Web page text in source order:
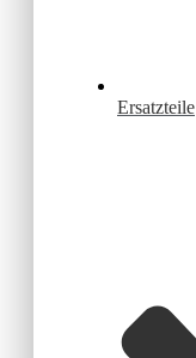
Ersatzteile